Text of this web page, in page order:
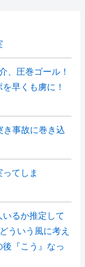
、圧巻ゴール！
早くも虜に！
き事故に巻き込
ってしま
いるか推定して
ういう風に考え
『こう』なっ